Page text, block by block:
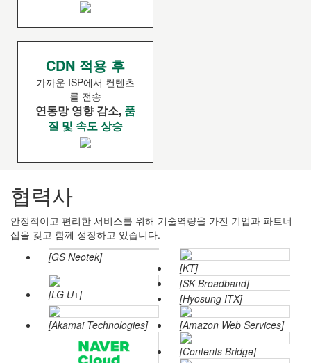
CDN 적용 후
가까운 ISP에서 컨텐츠
를 전송
연동망 영향 감소, 품
질 및 속도 상승
협력사
안정적이고 편리한 서비스를 위해 기술역량을 가진 기업과 파트너
십을 갖고 함께 성장하고 있습니다.
[GS Neotek]
[KT]
[LG U+]
[SK Broadband]
[Hyosung ITX]
[Akamai Technologies]
[Amazon Web Services]
[Contents Bridge]